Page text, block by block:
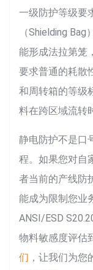
一级防护等级要
（Shielding
能形成法拉第笼
要求普通的耗散
和周转箱的等级
料在跨区域流转
静电防护不是口
程。如果您对自
者当前的产线防
能成为限制您业
ANSI/ESD
物料敏感度评估
们 ，让我们为